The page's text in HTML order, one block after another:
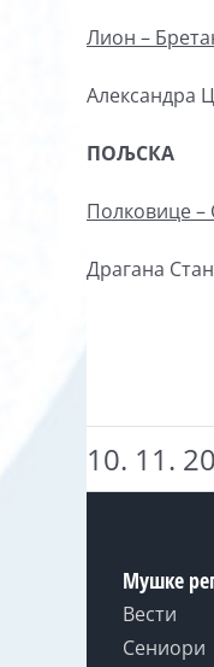
Лион –
Александра
ПОЉСКА
Полковице
Драгана
10. 11.
Мушке
Вести
Сениори